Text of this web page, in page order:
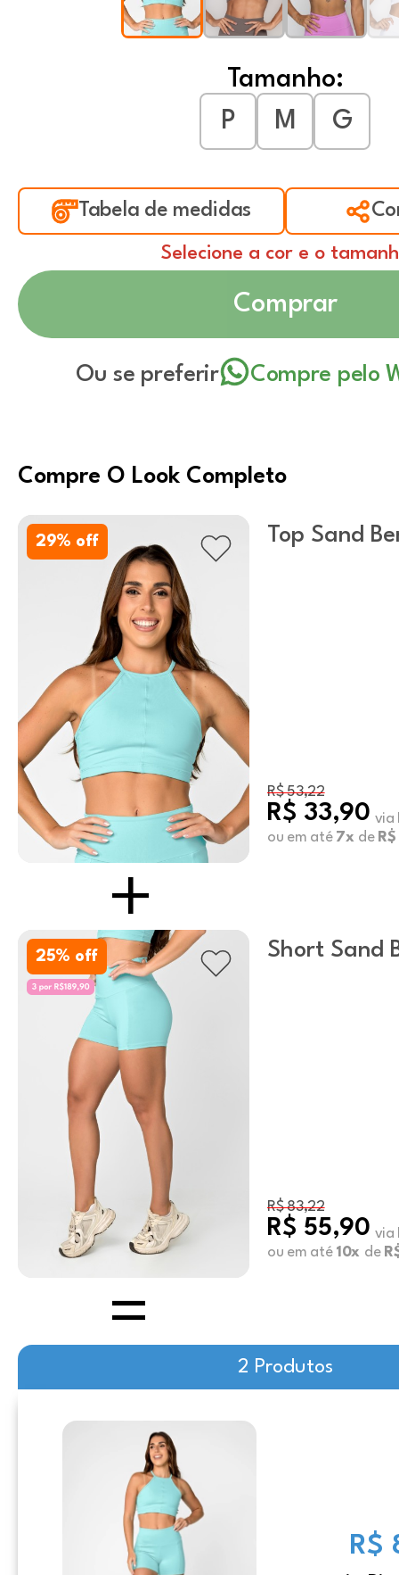
Tamanho:
P
M G
Tabela de medidas
Selecione a cor e o
Comprar
Ou se preferir Compre pelo
Compre O Look Completo
29% off Top Sand
R$ 53,22
R$ 33,90 via
ou em até 7x de
25% off Short Sand
R$ 83,22
R$ 55,90 via
ou em até 10x de
2 Produtos
R$